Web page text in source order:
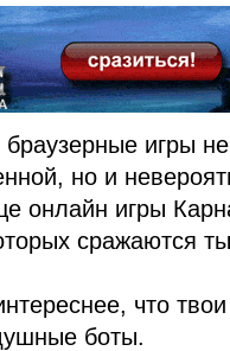
игры
но и
онлайн игры
сражаются
что
боты.